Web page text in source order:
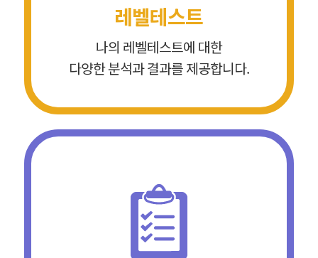
레벨테스트
나의 레벨테스트에 대한
다양한 분석과 결과를 제공합니다.